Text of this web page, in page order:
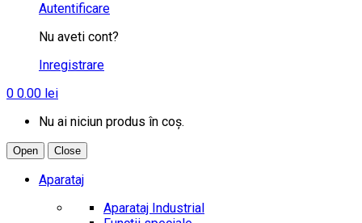
Autentificare
Nu aveti cont?
Inregistrare
0 0.00 lei
Nu ai niciun produs în coș.
Open Close
Aparataj
Aparataj Industrial